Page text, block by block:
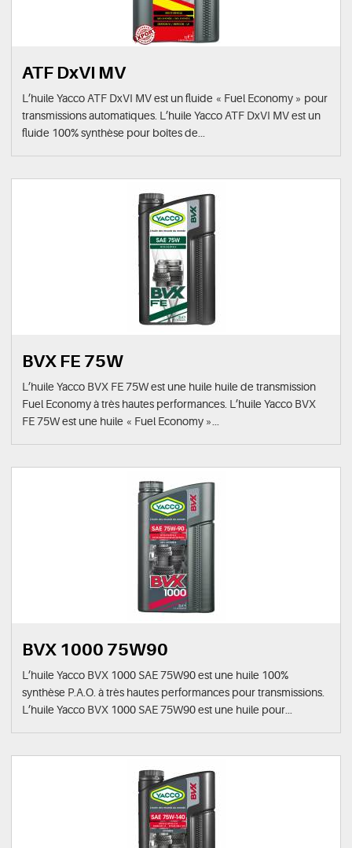
ATF DxVI MV
L’huile Yacco ATF DxVI MV est un fluide « Fuel Economy » pour
transmissions automatiques. L’huile Yacco ATF DxVI MV est un
fluide 100% synthèse pour boîtes de...
BVX FE 75W
L’huile Yacco BVX FE 75W est une huile huile de transmission
Fuel Economy à très hautes performances. L’huile Yacco BVX
FE 75W est une huile « Fuel Economy »...
BVX 1000 75W90
L’huile Yacco BVX 1000 SAE 75W90 est une huile 100%
synthèse P.A.O. à très hautes performances pour transmissions.
L’huile Yacco BVX 1000 SAE 75W90 est une huile pour...